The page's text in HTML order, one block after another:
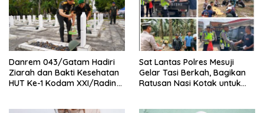
Danrem 043/Gatam Hadiri
Ziarah dan Bakti Kesehatan
HUT Ke-1 Kodam XXI/Radin
Sat Lantas Polres Mesuji
Gelar Tasi Berkah, Bagikan
Ratusan Nasi Kotak untuk